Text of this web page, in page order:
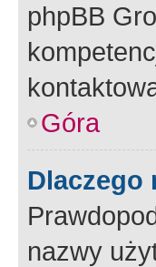
phpBB
Góra
Dlaczego
nazwy